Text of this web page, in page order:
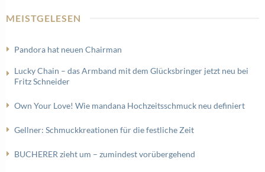
MEISTGELESEN
Pandora hat neuen Chairman
Lucky Chain – das Armband mit dem Glücksbringer jetzt neu bei
Fritz Schneider
Own Your Love! Wie mandana Hochzeitsschmuck neu definiert
Gellner: Schmuckkreationen für die festliche Zeit
BUCHERER zieht um – zumindest vorübergehend